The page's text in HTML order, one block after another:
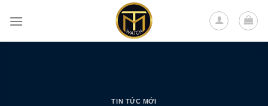
TIN TỨC MỚI